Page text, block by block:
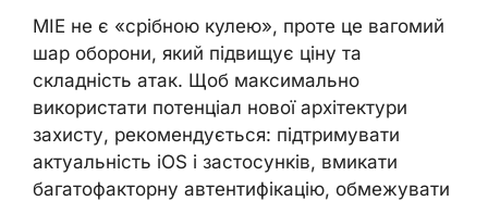
MIE не є «срібною кулею», проте це вагомий
шар оборони, який підвищує ціну та
складність атак. Щоб максимально
використати потенціал нової архітектури
захисту, рекомендується: підтримувати
актуальність iOS і застосунків, вмикати
багатофакторну автентифікацію, обмежувати